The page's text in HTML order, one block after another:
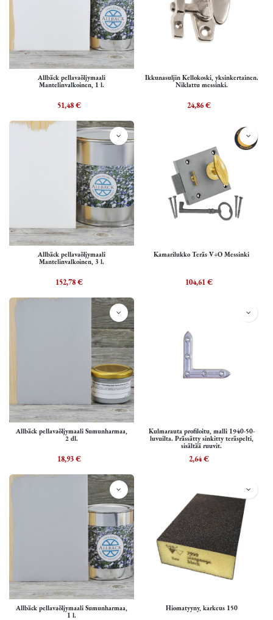
Allbäck pellavaöljymaali
Mantelinvalkoinen, 1 l.
51,48€
Ikkunasuljin Kellokoski, yksinkertainen.
Niklattu messinki.
24,86€
Allbäck pellavaöljymaali
Mantelinvalkoinen, 3 l.
152,78€
Kamarilukko Teräs V+O Messinki
104,61€
Allbäck pellavaöljymaali Sumunharmaa,
2 dl.
18,93€
Kulmarauta profiloitu, malli 1940-50-
luvuilta. Prässätty sinkitty teräspelti,
sisältää ruuvit.
2,64€
Allbäck pellavaöljymaali Sumunharmaa,
1 l.
Hiomatyyny, karkeus 150